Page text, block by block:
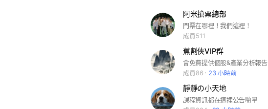
阿米搶票總部
門票在哪裡！我們這裡！
成員511
蕉割俠VIP群
會免費提供個股&產業分析報告
成員86
23 小時前
靜靜の小天地
課程資訊都在這裡公告喲🪧